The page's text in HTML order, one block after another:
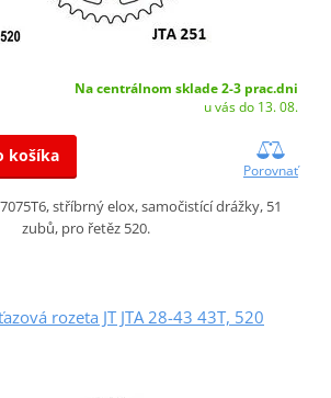
Na centrálnom sklade 2-3 prac.dni
u vás do 13. 08.
košíka
Porovnať
stříbrný elox, samočistící drážky, 51
zubů, pro řetěz 520.
rozeta JT JTA 28-43 43T, 520